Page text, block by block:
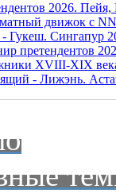
2026.
движок с
Гукеш. Сингапур
претендентов
XVIII-XIX
- Лижэнь.